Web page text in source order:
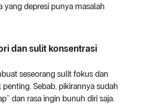
yang depresi punya masalah
dan sulit konsentrasi
seseorang sulit fokus dan
Sebab, pikirannya sudah
dan rasa ingin bunuh diri saja.